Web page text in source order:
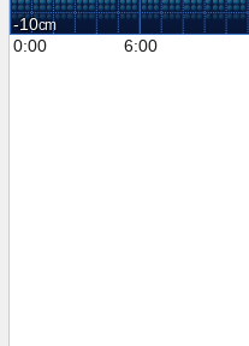
-10
0:00
6:00